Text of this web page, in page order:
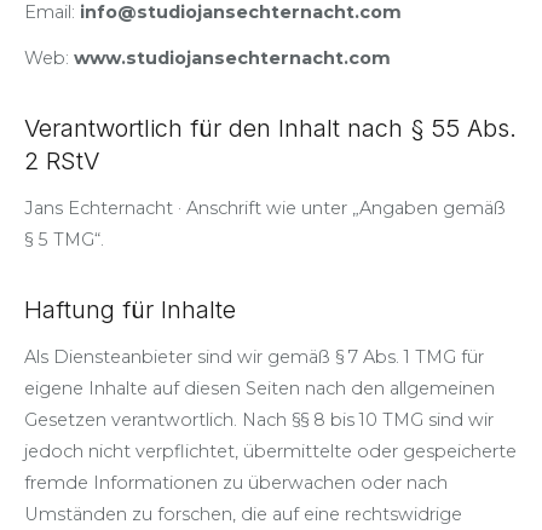
Email: info@studiojansechternacht.com
Web: www.studiojansechternacht.com
Verantwortlich für den Inhalt nach § 55 Abs.
2 RStV
Jans Echternacht · Anschrift wie unter „Angaben gemäß
§ 5 TMG“.
Haftung für Inhalte
Als Diensteanbieter sind wir gemäß § 7 Abs. 1 TMG für
eigene Inhalte auf diesen Seiten nach den allgemeinen
Gesetzen verantwortlich. Nach §§ 8 bis 10 TMG sind wir
jedoch nicht verpflichtet, übermittelte oder gespeicherte
fremde Informationen zu überwachen oder nach
Umständen zu forschen, die auf eine rechtswidrige